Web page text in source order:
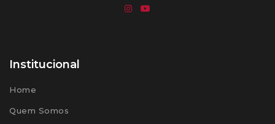
Institucional
Home
Quem Somos